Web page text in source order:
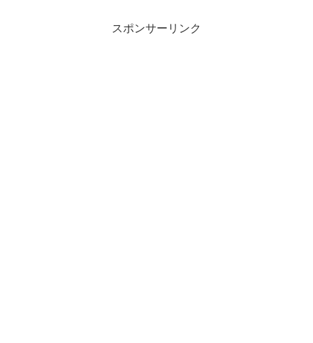
スポンサーリンク